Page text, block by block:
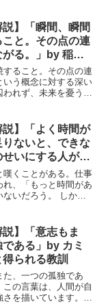
説】「瞬間、瞬間
と。その点の連
る。」by 稲盛
得られる教訓
ること。その点の連
う概念に対する深い
れず、未来を憂うこ
説】「よく時間が
ないと、できな
いにする人がい
泉水のように、
るものだ。」by
意味と得られる
嘆くことがある。仕事
、「もっと時間があ
いだろう。 しか
説】「意志もま
ある」by カミ
られる教訓
、一つの孤独であ
の言葉は、人間が自
を描いています。カ